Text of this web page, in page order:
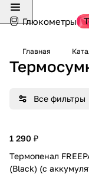
Глюкометры
Главная
Все фильтры
1 290 ₽
Термопенал
(Black) (с